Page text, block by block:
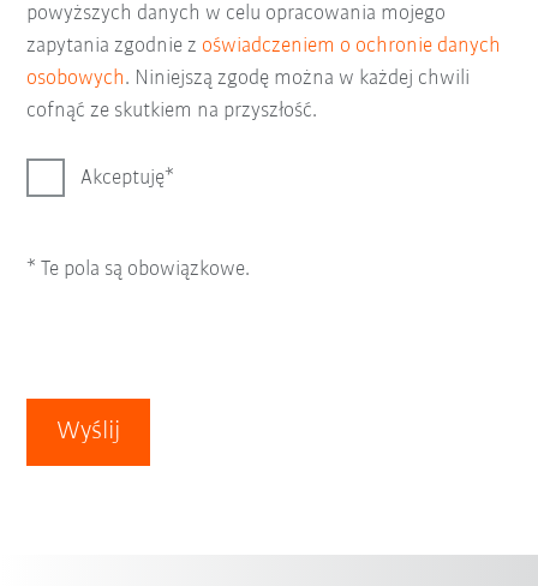
powyższych danych w celu opracowania mojego
zapytania zgodnie z oświadczeniem o ochronie danych
osobowych. Niniejszą zgodę można w każdej chwili
cofnąć ze skutkiem na przyszłość.
Akceptuję
* Te pola są obowiązkowe.
Wyślij